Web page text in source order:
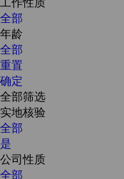
全部
年龄
全部
重置
确定
全部筛选
实地核验
全部
是
公司性质
全部